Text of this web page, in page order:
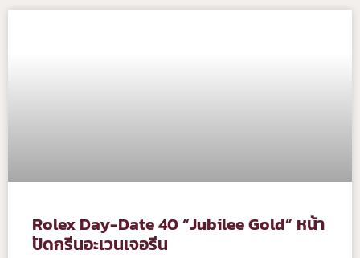
Rolex Day-Date 40 “Jubilee Gold” หน้า
ปัดกรีนอะเวนเจอรีน